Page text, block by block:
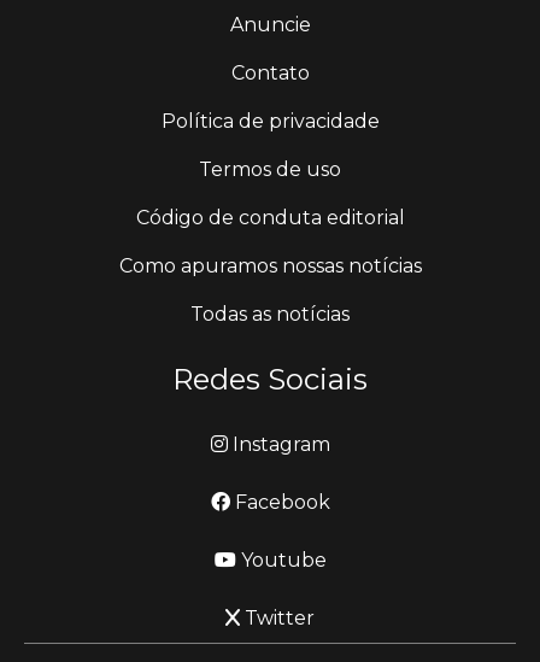
Anuncie
Contato
Política de privacidade
Termos de uso
Código de conduta editorial
Como apuramos nossas notícias
Todas as notícias
Redes Sociais
Instagram
Facebook
Youtube
Twitter